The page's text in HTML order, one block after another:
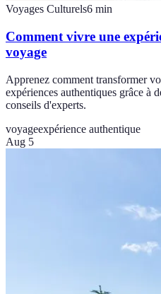
Voyages Culturels6 min
Comment vivre une
voyage
Apprenez comment transformer
expériences authentiques grâce à
conseils d'experts.
voyageexpérience authentique
Aug 5